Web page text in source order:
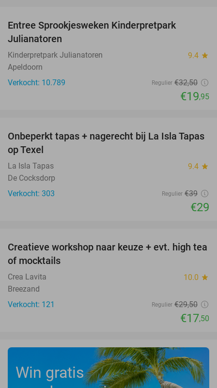
Entree Sprookjesweken Kinderpretpark
Julianatoren
Kinderpretpark Julianatoren 9.4 star
Apeldoorn
Verkocht: 10.789
Regulier €32,50
€19,95
26%
Onbeperkt tapas + nagerecht bij La Isla Tapas
op Texel
La Isla Tapas 9.4 star
De Cocksdorp
Verkocht: 303
Regulier €39
€29
41%
Creatieve workshop naar keuze + evt. high tea
of mocktails
Crea Lavita 10.0 star
Breezand
Verkocht: 121
Regulier €29,50
€17,50
Win gratis